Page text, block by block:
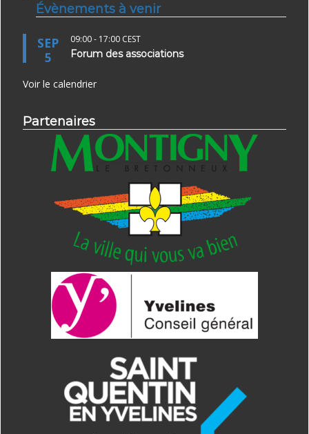
Évènements à venir
SEP
5
09:00- 17:00 CEST
Forum des associations
Voir le calendrier
Partenaires